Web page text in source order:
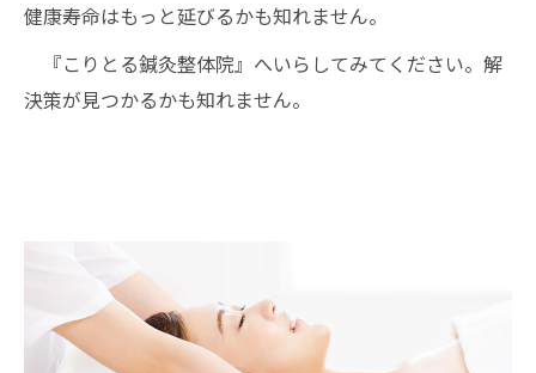
健康寿命はもっと延びるかも知れません。
『こりとる鍼灸整体院』へいらしてみてください。解
決策が見つかるかも知れません。